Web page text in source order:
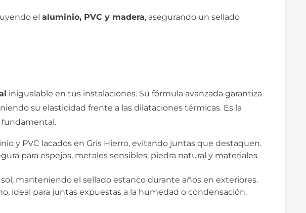
el aluminio, PVC y madera, asegurando un sellado
inigualable en tus instalaciones. Su fórmula avanzada garantiza
su elasticidad frente a las dilataciones térmicas. Es la
fundamental.
y PVC lacados en Gris Hierro, evitando juntas que destaquen.
para espejos, metales sensibles, piedra natural y materiales
manteniendo el sellado estanco durante años en exteriores.
ideal para juntas expuestas a la humedad o condensación.